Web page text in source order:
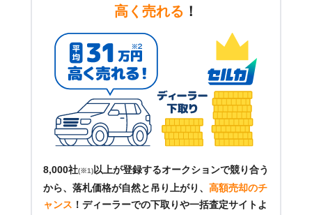
高く売れる ！
8,000社(※1)以上が登録するオークションで競り合う
から、落札価格が自然と吊り上がり、 高額売却のチ
ャンス ！ ディーラーでの下取りや一括査定サイトよ